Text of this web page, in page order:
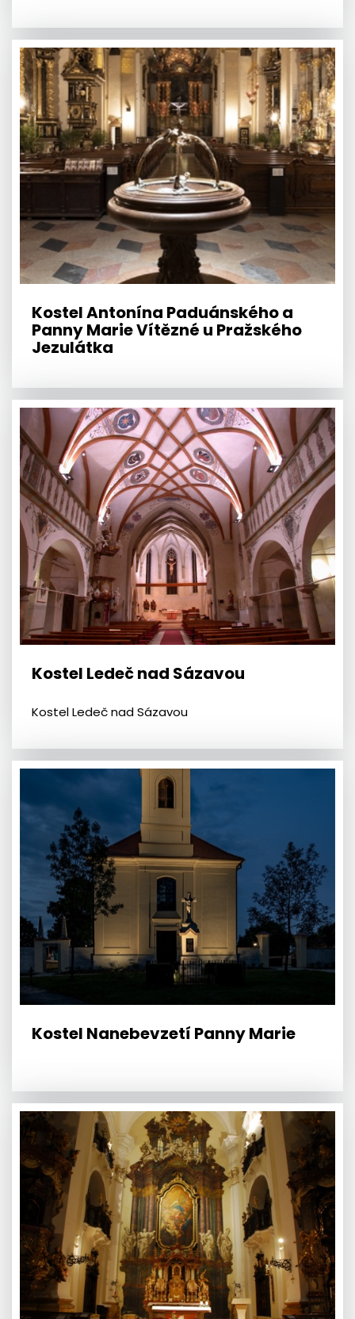
Kostel Antonína Paduánského a
Panny Marie Vítězné u Pražského
Jezulátka
Kostel Ledeč nad Sázavou
Kostel Ledeč nad Sázavou
Kostel Nanebevzetí Panny Marie